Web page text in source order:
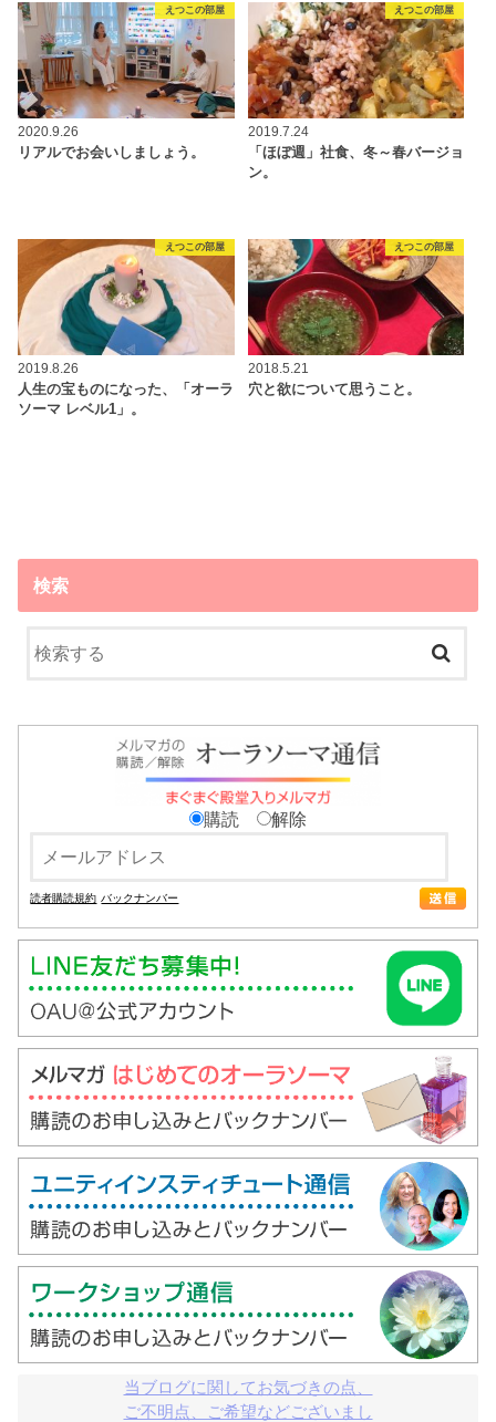
えつこの部屋
2020.9.26
リアルでお会いしましょう。
えつこの部屋
2019.7.24
「ほぼ週」社食、冬～春バージョ
ン。
えつこの部屋
2019.8.26
人生の宝ものになった、「オーラ
ソーマ レベル1」。
えつこの部屋
2018.5.21
穴と欲について思うこと。
検索
購読 解除
読者購読規約 バックナンバー
当ブログに関してお気づきの点、
ご不明点、ご希望などございまし